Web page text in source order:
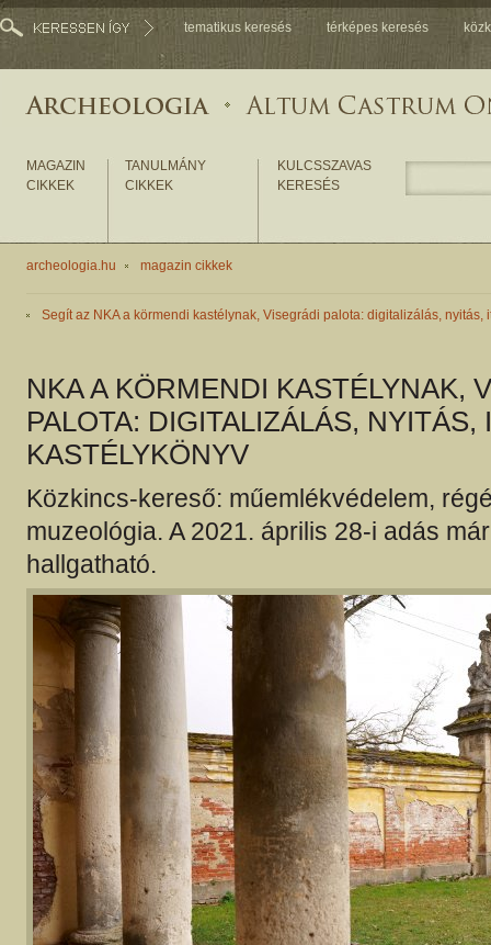
tematikus keresés térképes keresés
MAGAZIN
CIKKEK
TANULMÁNY
CIKKEK
KULCSSZAVAS
KERESÉS
archeologia.hu magazin cikkek
Segít az NKA a körmendi kastélynak, Visegrádi palota: digitalizálás, nyitás,
NKA A KÖRMENDI KASTÉLYNAK,
PALOTA: DIGITALIZÁLÁS, NYITÁS,
KASTÉLYKÖNYV
Közkincs-kereső: műemlékvédelem,
muzeológia. A 2021. április 28-i adás
hallgatható.